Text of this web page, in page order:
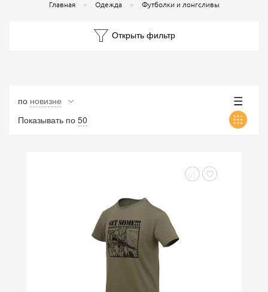
Главная Одежда Футболки и лонгсливы
Открыть фильтр
по новизне
Показывать по 50